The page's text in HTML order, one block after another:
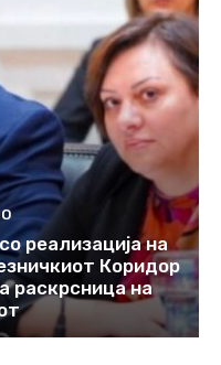
реализација на
Коридор
раскрсница на